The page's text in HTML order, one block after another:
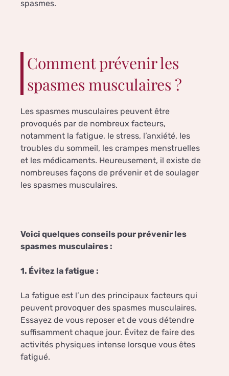
spasmes.
Comment prévenir les
spasmes musculaires ?
Les spasmes musculaires peuvent être
provoqués par de nombreux facteurs,
notamment la fatigue, le stress, l’anxiété, les
troubles du sommeil, les crampes menstruelles
et les médicaments. Heureusement, il existe de
nombreuses façons de prévenir et de soulager
les spasmes musculaires.
Voici quelques conseils pour prévenir les
spasmes musculaires :
1. Évitez la fatigue :
La fatigue est l’un des principaux facteurs qui
peuvent provoquer des spasmes musculaires.
Essayez de vous reposer et de vous détendre
suffisamment chaque jour. Évitez de faire des
activités physiques intense lorsque vous êtes
fatigué.